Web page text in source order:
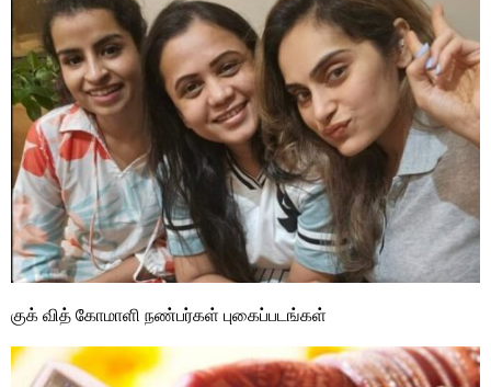
குக் வித் கோமாளி நண்பர்கள் புகைப்படங்கள்